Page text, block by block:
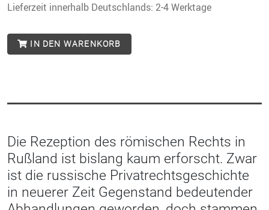
Lieferzeit innerhalb Deutschlands: 2-4 Werktage
IN DEN WARENKORB
Die Rezeption des römischen Rechts in
Rußland ist bislang kaum erforscht. Zwar
ist die russische Privatrechtsgeschichte
in neuerer Zeit Gegenstand bedeutender